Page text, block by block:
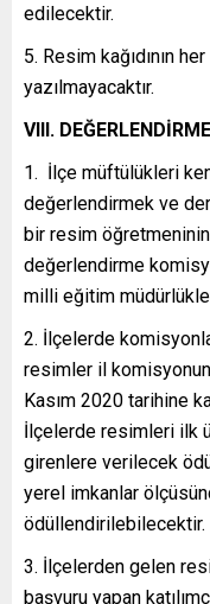
edilecektir.
Resim kağıdının
yazılmayacaktır.
VIII.
İlçe müftülükleri
değerlendirmek ve
bir resim
değerlendirme
milli eğitim
İlçelerde
resimler il
Kasım 2020 tarihine
İlçelerde resimleri ilk
girenlere verilecek
yerel imkanlar
ödüllendirilebilecektir.
İlçelerden gelen
başvuru yapan